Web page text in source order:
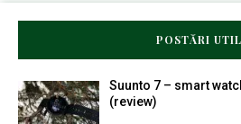
POSTĂRI
Suunto 7 – smart
(review)